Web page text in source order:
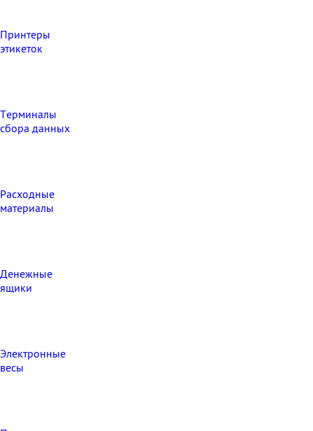
Принтеры
этикеток
Терминалы
сбора данных
Расходные
материалы
Денежные
ящики
Электронные
весы